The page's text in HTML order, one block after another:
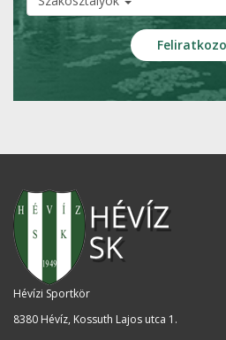
Hévízi Sportkör
8380 Hévíz, Kossuth Lajos utca 1 .